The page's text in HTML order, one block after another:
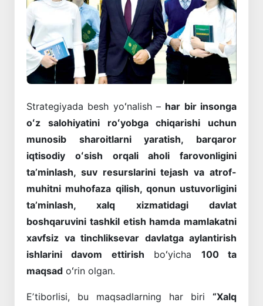
Strategiyada besh yoʻnalish – har bir insonga
oʻz salohiyatini roʻyobga chiqarishi uchun
munosib sharoitlarni yaratish, barqaror
iqtisodiy oʻsish orqali aholi farovonligini
taʼminlash, suv resurslarini tejash va atrof-
muhitni muhofaza qilish, qonun ustuvorligini
taʼminlash, xalq xizmatidagi davlat
boshqaruvini tashkil etish hamda mamlakatni
xavfsiz va tinchliksevar davlatga aylantirish
ishlarini davom ettirish boʻyicha 100 ta
maqsad oʻrin olgan.
Eʼtiborlisi, bu maqsadlarning har biri “Xalq